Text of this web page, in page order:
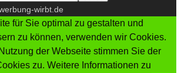
wirbt.de
für Sie optimal zu gestalten und
zu können, verwenden wir Cookies.
der Webseite stimmen Sie der
zu. Weitere Informationen zu